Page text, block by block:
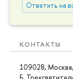
Ответить на
КОНТАКТЫ
109028, Москва,